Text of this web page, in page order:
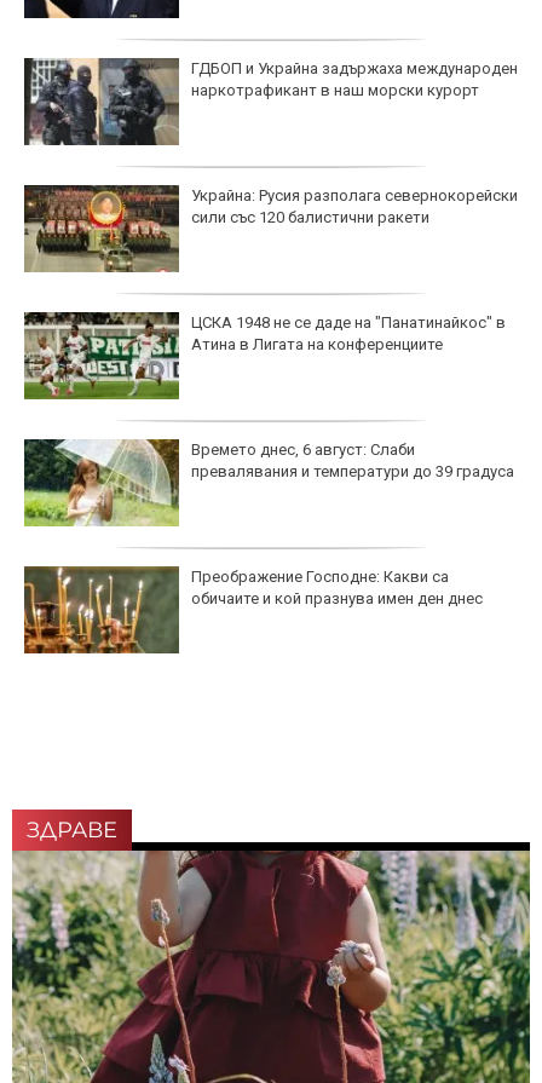
ГДБОП и Украйна задържаха международен
наркотрафикант в наш морски курорт
Украйна: Русия разполага севернокорейски
сили със 120 балистични ракети
ЦСКА 1948 не се даде на "Панатинайкос" в
Атина в Лигата на конференциите
Времето днес, 6 август: Слаби
превалявания и температури до 39 градуса
Преображение Господне: Какви са
обичаите и кой празнува имен ден днес
ЗДРАВЕ